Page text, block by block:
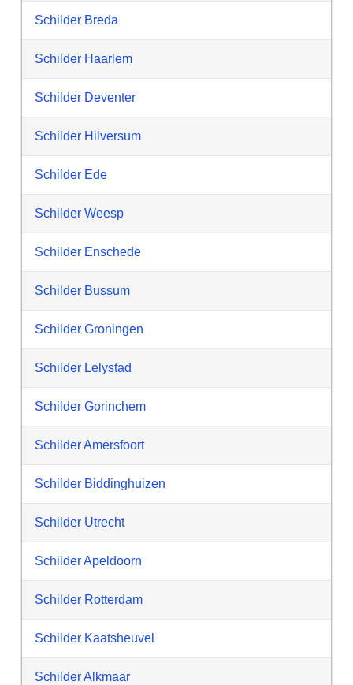
Schilder Breda
Schilder Haarlem
Schilder Deventer
Schilder Hilversum
Schilder Ede
Schilder Weesp
Schilder Enschede
Schilder Bussum
Schilder Groningen
Schilder Lelystad
Schilder Gorinchem
Schilder Amersfoort
Schilder Biddinghuizen
Schilder Utrecht
Schilder Apeldoorn
Schilder Rotterdam
Schilder Kaatsheuvel
Schilder Alkmaar